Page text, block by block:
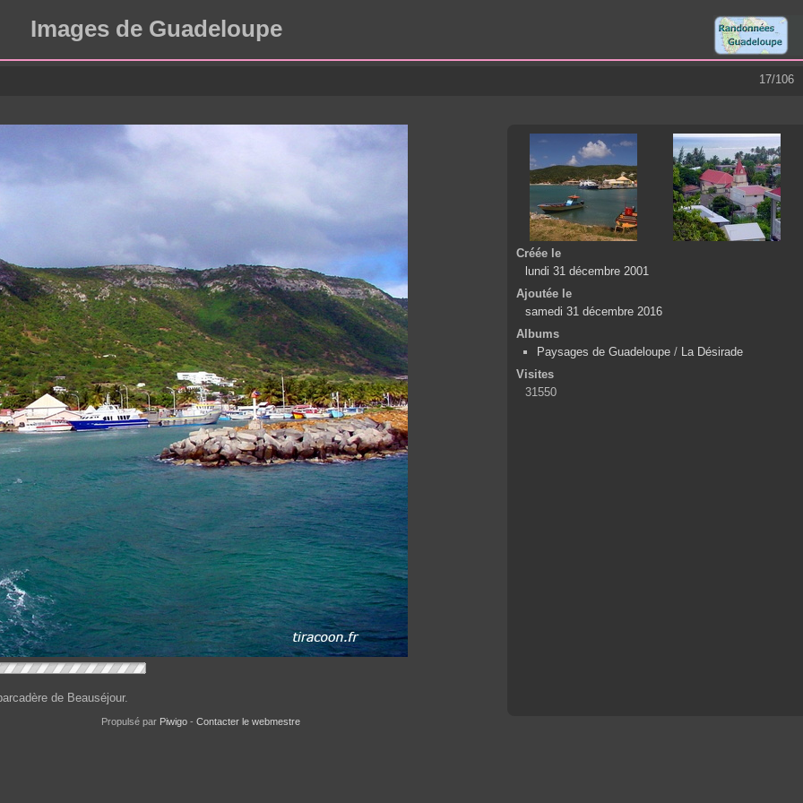
Images de Guadeloupe
17/106
de Beauséjour.
Créée le
lundi 31 décembre 2001
Ajoutée le
samedi 31 décembre 2016
Albums
Paysages de Guadeloupe / La Désirade
Visites
31550
Propulsé par Piwigo - Contacter le webmestre